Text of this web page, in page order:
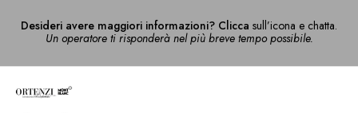
Desideri avere maggiori informazioni? Clicca sull’icona e chatta.
Un operatore ti risponderà nel più breve tempo possibile.